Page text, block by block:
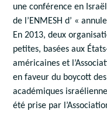
une conférence en
de l’ENMESH d’ «
En 2013, deux
petites, basées aux
américaines et
en faveur du boycott
académiques
été prise par